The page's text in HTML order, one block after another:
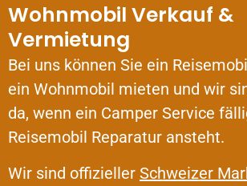
Wohnmobil Verkauf &
Vermietung
Bei uns können Sie ein
ein Wohnmobil mieten und wir
da, wenn ein Camper Service
Reisemobil Reparatur ansteht.
Wir sind offizieller Schweizer